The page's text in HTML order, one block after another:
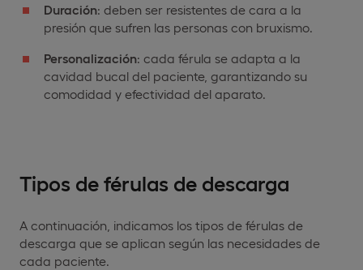
Duración: deben ser resistentes de cara a la
presión que sufren las personas con bruxismo.
Personalización: cada férula se adapta a la
cavidad bucal del paciente, garantizando su
comodidad y efectividad del aparato.
Tipos de férulas de descarga
A continuación, indicamos los tipos de férulas de
descarga que se aplican según las necesidades de
cada paciente.